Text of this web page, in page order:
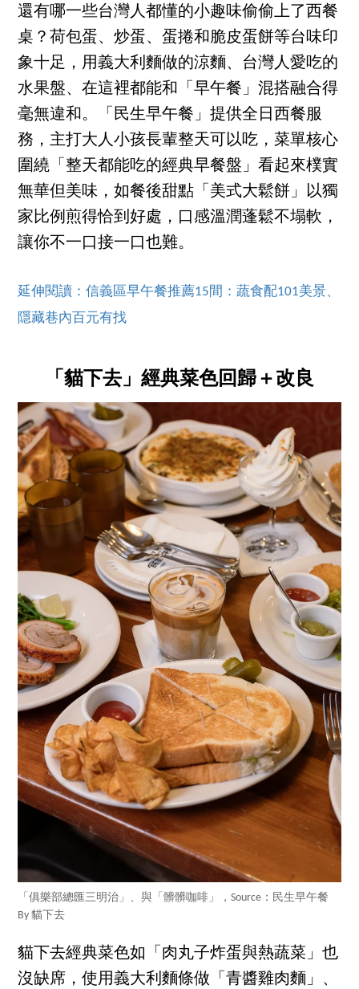
還有哪一些台灣人都懂的小趣味偷偷上了西餐
桌？荷包蛋、炒蛋、蛋捲和脆皮蛋餅等台味印
象十足，用義大利麵做的涼麵、台灣人愛吃的
水果盤、在這裡都能和「早午餐」混搭融合得
毫無違和。「民生早午餐」提供全日西餐服
務，主打大人小孩長輩整天可以吃，菜單核心
圍繞「整天都能吃的經典早餐盤」看起來樸實
無華但美味，如餐後甜點「美式大鬆餅」以獨
家比例煎得恰到好處，口感溫潤蓬鬆不塌軟，
讓你不一口接一口也難。
延伸閱讀：信義區早午餐推薦15間：蔬食配101美景、
隱藏巷內百元有找
「貓下去」經典菜色回歸＋改良
「俱樂部總匯三明治」、與「髒髒咖啡」，Source：民生早午餐
By 貓下去
貓下去經典菜色如「肉丸子炸蛋與熱蔬菜」也
沒缺席，使用義大利麵條做「青醬雞肉麵」、